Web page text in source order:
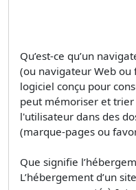
Qu’est-ce qu’un
(ou navigateur Web ou
logiciel conçu pour
peut mémoriser et
l'utilisateur dans des
(marque-pages ou
Que signifie
L’hébergement d’un